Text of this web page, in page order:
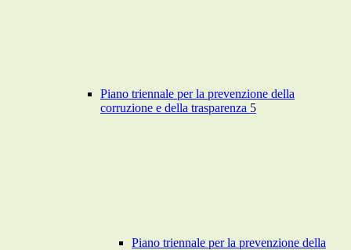
Piano triennale per la prevenzione della
corruzione e della trasparenza 5
Piano triennale per la prevenzione della